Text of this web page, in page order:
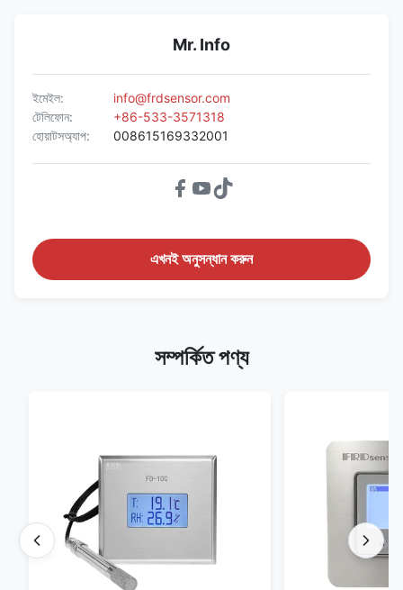
Mr. Info
ইমেইল:
info@frdsensor.com
টেলিফোন:
+86-533-3571318
হোয়াটসঅ্যাপ:
008615169332001
এখনই অনুসন্ধান করুন
সম্পর্কিত পণ্য